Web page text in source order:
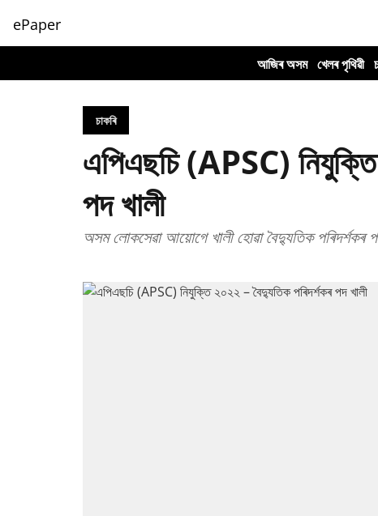
ePaper
আজিৰ অসম খেলৰ পৃথিৱী
চাকৰি
এপিএছচি (APSC)
পদ খালী
অসম লোকসেৱা আয়োগে খালী হোৱা বৈদ্যুতিক